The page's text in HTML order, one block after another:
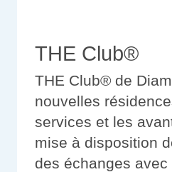
THE Club®
THE Club® de
nouvelles
services et les
mise à disposition
des échanges